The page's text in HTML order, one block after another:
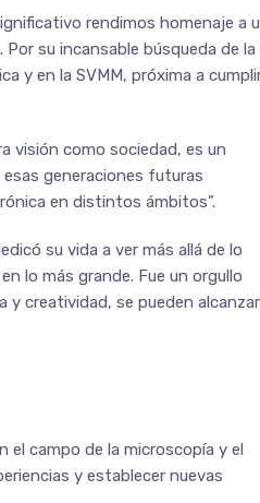
rendimos homenaje a
su incansable búsqueda de la
y en la SVMM, próxima a
visión como sociedad, es un
generaciones futuras
en distintos ámbitos”.
su vida a ver más allá de lo
lo más grande. Fue un orgullo
y creatividad, se pueden alcanzar
el campo de la microscopía y el
y establecer nuevas